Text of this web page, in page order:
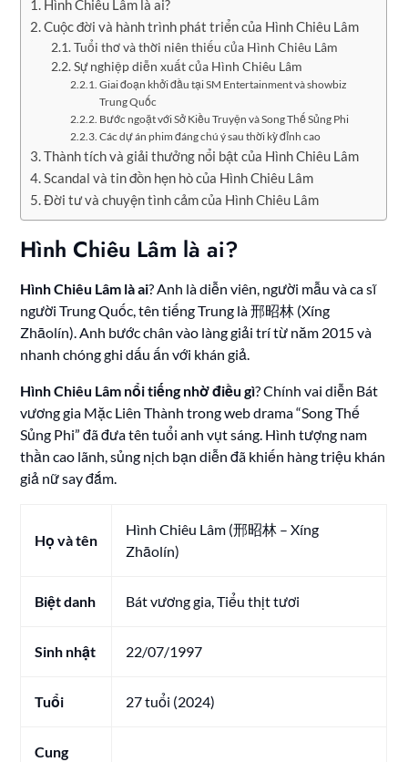
Hình Chiêu Lâm là ai?
Cuộc đời và hành trình phát triển của Hình Chiêu Lâm
Tuổi thơ và thời niên thiếu của Hình Chiêu Lâm
Sự nghiệp diễn xuất của Hình Chiêu Lâm
Giai đoạn khởi đầu tại SM Entertainment và showbiz
Trung Quốc
Bước ngoặt với Sở Kiều Truyện và Song Thế Sủng Phi
Các dự án phim đáng chú ý sau thời kỳ đỉnh cao
Thành tích và giải thưởng nổi bật của Hình Chiêu Lâm
Scandal và tin đồn hẹn hò của Hình Chiêu Lâm
Đời tư và chuyện tình cảm của Hình Chiêu Lâm
Hình Chiêu Lâm là ai?
Hình Chiêu Lâm là ai? Anh là diễn viên, người mẫu và ca sĩ
người Trung Quốc, tên tiếng Trung là 邢昭林 (Xíng
Zhāolín). Anh bước chân vào làng giải trí từ năm 2015 và
nhanh chóng ghi dấu ấn với khán giả.
Hình Chiêu Lâm nổi tiếng nhờ điều gì? Chính vai diễn Bát
vương gia Mặc Liên Thành trong web drama “Song Thế
Sủng Phi” đã đưa tên tuổi anh vụt sáng. Hình tượng nam
thần cao lãnh, sủng nịch bạn diễn đã khiến hàng triệu khán
giả nữ say đắm.
Họ và tên
Hình Chiêu Lâm (邢昭林 – Xíng
Zhāolín)
Biệt danh Bát vương gia, Tiểu thịt tươi
Sinh nhật 22/07/1997
Tuổi 27 tuổi (2024)
Cung